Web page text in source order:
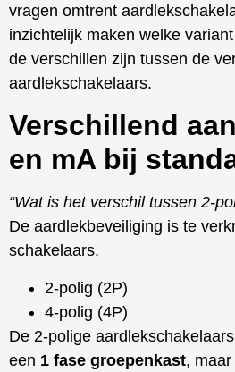
vragen omtrent
inzichtelijk maken welke
de verschillen zijn tussen de
aardlekschakelaars.
Verschillend
en mA bij
“Wat is het verschil tussen 2-
De aardlekbeveiliging is te
schakelaars.
2-polig (2P)
4-polig (4P)
De 2-polige
een 1 fase groepenkast,